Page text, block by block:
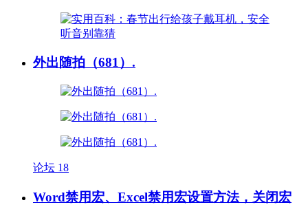
外出随拍（681）.
论坛 18
Word禁用宏、Excel禁用宏设置方法，关闭宏